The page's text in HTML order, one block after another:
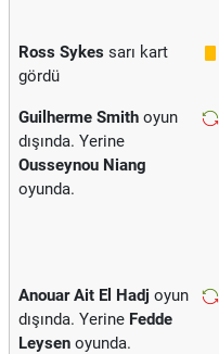
Ross Sykes sarı kart
gördü
Guilherme Smith oyun
dışında. Yerine
Ousseynou Niang
oyunda.
Anouar Ait El Hadj oyun
dışında. Yerine Fedde
Leysen oyunda.